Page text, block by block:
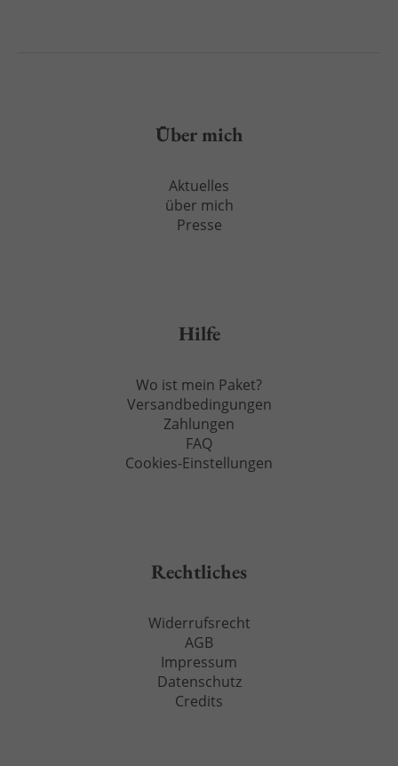
Über mich
Aktuelles
über mich
Presse
Hilfe
Wo ist mein Paket?
Versandbedingungen
Zahlungen
FAQ
Cookies-Einstellungen
Rechtliches
Widerrufsrecht
AGB
Impressum
Datenschutz
Credits